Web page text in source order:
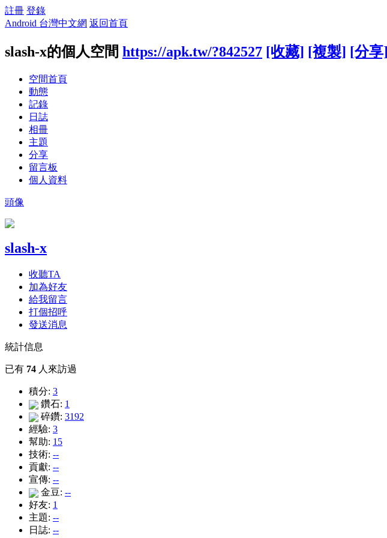
註冊 登錄
Android 台灣中文網 返回首頁
slash-x的個人空間 https://apk.tw/?842527 [收藏] [複製] [分享]
空間首頁
動態
記錄
日誌
相冊
主題
分享
留言板
個人資料
頭像
slash-x
收聽TA
加為好友
給我留言
打個招呼
發送消息
統計信息
已有 74 人來訪過
積分: 3
鑽石: 1
碎鑽: 3192
經驗: 3
幫助: 15
技術: --
貢獻: --
宣傳: --
金豆: --
好友: 1
主題: --
日誌: --